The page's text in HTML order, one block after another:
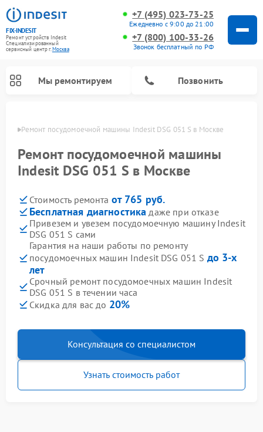
FIX-INDESIT
Ремонт устройств Indesit
Специализированный
cервисный центр г.Москва
+7 (495) 023-73-25
Ежедневно с 9:00 до 21:00
+7 (800) 100-33-26
Звонок бесплатный по РФ
Мы ремонтируем Позвонить
Ремонт посудомоечной машины Indesit DSG 051 S в Москве
Ремонт посудомоечной машины
Indesit DSG 051 S в Москве
Стоимость ремонта от 765 руб.
Бесплатная диагностика даже при отказе
Привезем и увезем посудомоечную машину Indesit
DSG 051 S сами
Гарантия на наши работы по ремонту
посудомоечных машин Indesit DSG 051 S до 3-х
лет
Срочный ремонт посудомоечных машин Indesit
DSG 051 S в течении часа
Скидка для вас до 20%
Консультация со специалистом
Узнать стоимость работ